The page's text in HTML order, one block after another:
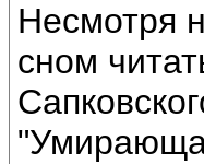
Несмотря
сном